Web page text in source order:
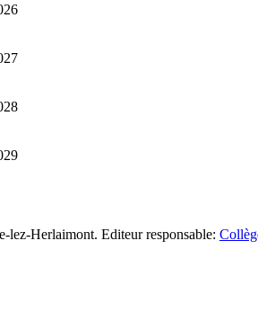
lez-Herlaimont. Editeur responsable: